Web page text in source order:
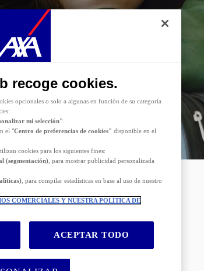
recoge cookies.
cookies funcionales y técnicas
de cookies opcionales, ya sea por parte de AXA
fines descritos a continuación.
necesarias) se eliminan durante la navegación por el
pueden depositar cookies opcionales para los fines que
el depósito de cookies. Almacenaremos sus preferencias
opcionales o solo a algunas en función de su categoría
mi selección"
el "Centro de preferencias de cookies" disponible en el
cookies para los siguientes fines:
(segmentación), para mostrar publicidad personalizada
, para compilar estadísticas en base al uso de nuestro
COMERCIALES Y NUESTRA POLÍTICA DE
ACEPTAR TODO